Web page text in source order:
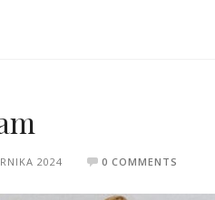
2024 0 COMMENTS